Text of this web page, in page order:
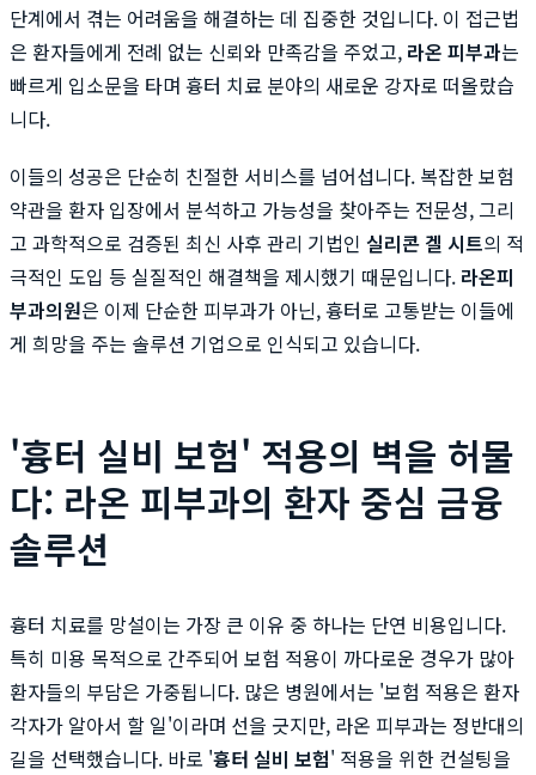
단계에서 겪는 어려움을 해결하는 데 집중한 것입니다. 이 접근법
은 환자들에게 전례 없는 신뢰와 만족감을 주었고, 라온 피부과는
빠르게 입소문을 타며 흉터 치료 분야의 새로운 강자로 떠올랐습
니다.
이들의 성공은 단순히 친절한 서비스를 넘어섭니다. 복잡한 보험
약관을 환자 입장에서 분석하고 가능성을 찾아주는 전문성, 그리
고 과학적으로 검증된 최신 사후 관리 기법인 실리콘 겔 시트의 적
극적인 도입 등 실질적인 해결책을 제시했기 때문입니다. 라온피
부과의원은 이제 단순한 피부과가 아닌, 흉터로 고통받는 이들에
게 희망을 주는 솔루션 기업으로 인식되고 있습니다.
'흉터 실비 보험' 적용의 벽을 허물
다: 라온 피부과의 환자 중심 금융
솔루션
흉터 치료를 망설이는 가장 큰 이유 중 하나는 단연 비용입니다.
특히 미용 목적으로 간주되어 보험 적용이 까다로운 경우가 많아
환자들의 부담은 가중됩니다. 많은 병원에서는 '보험 적용은 환자
각자가 알아서 할 일'이라며 선을 긋지만, 라온 피부과는 정반대의
길을 선택했습니다. 바로 '흉터 실비 보험' 적용을 위한 컨설팅을